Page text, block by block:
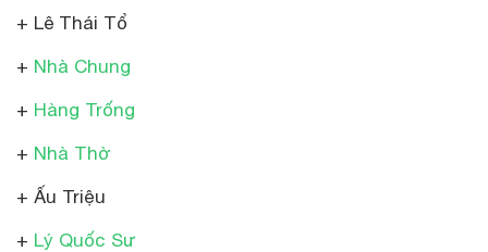
+ Lê Thái Tổ
+ Nhà Chung
+ Hàng Trống
+ Nhà Thờ
+ Ấu Triệu
+ Lý Quốc Sư